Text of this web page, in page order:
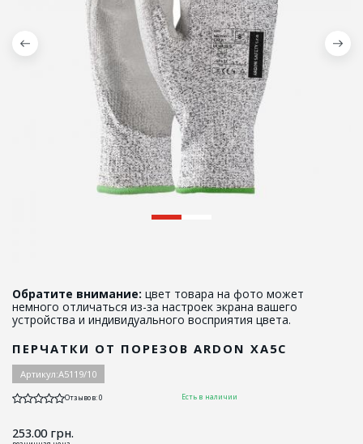
Обратите внимание: цвет товара на фото может
немного отличаться из-за настроек экрана вашего
устройства и индивидуального восприятия цвета.
ПЕРЧАТКИ ОТ ПОРЕЗОВ ARDON XA5C
Артикул:А5119/10
Отзывов: 0 Есть в наличии
253.00грн.